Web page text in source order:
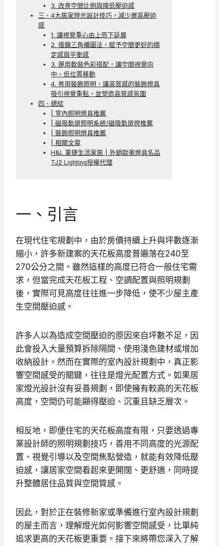
3. 改善空間比例與降低壓迫感
三、4大居家燈光設計技巧，減少層高壓迫
感
1. 讓視覺重心由上而下延展
2. 借鏡三角構圖法，賦予空間更好的穩
定感與平衡感
3. 運用軟裝色彩搭配，讓空間視覺向
中、低位置移動
4. 善用裝飾照明，讓高質感的裝飾燈具
吸引視覺重點，並營造高質感氛圍
四、總結
| 室內照明燈具推薦
| 磁吸軌道照明系統/磁吸軌道燈推薦
| 裝飾照明燈具推薦
| 相關文章
H&L 東捷生活家居 | 外銷歐美燈具名品
TJ2 Lighting授權代理
一、引言
在現代住宅規劃中，由於房價持續上升與坪數逐漸
縮小，許多新建案的天花板高度普遍落在240至
270公分之間。雖然這樣的高度已符合一般住宅需
求，但當完成天花板工程、空調配置與照明規劃
後，實際可見高度往往進一步降低，使不少屋主產
生空間壓迫感。
許多人以為造成空間壓迫的原因來自坪數不足，因
此會投入大量預算拆除隔間、使用淺色建材或增加
收納設計。然而在實際的室內設計規劃中，真正影
響空間感受的關鍵，往往是燈光配置方式。如果居
家燈光設計沒有妥善規劃，即使擁有較高的天花板
高度，空間仍可能顯得壓迫、沉重且缺乏層次。
相反地，即便住宅的天花板高度有限，只要透過專
業設計師的照明規劃技巧，善用不同高度的光源配
置、視覺引導以及空間焦點營造，就能有效降低壓
迫感，讓居家空間看起來更開闊、更舒適，同時提
升整體居住品質與空間質感。
因此，對於正在裝修新家或準備進行室內設計規劃
的屋主而言，理解燈光如何影響空間感受，比單純
追求更高的天花板更重要。接下來將帶您深入了解